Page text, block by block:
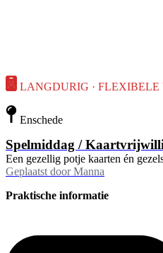
LANGDURIG · FLEXIBELE
Enschede
Spelmiddag /
Een gezellig potje kaarten én
Geplaatst door Manna
Praktische informatie